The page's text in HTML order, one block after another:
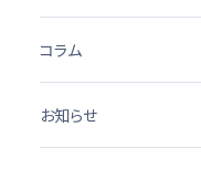
コラム
お知らせ